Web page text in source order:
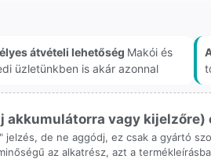
átvételi lehetőség Makói és
üzletünkben is akár azonnal
vagy kijelzőre)
de ne aggódj, ez csak a gyártó
az alkatrész, azt a